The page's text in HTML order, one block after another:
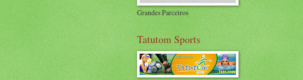
Grandes Parceiros
Tatutom Sports